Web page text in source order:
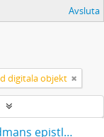
Avsluta
digitala objekt
Carl Michael Bellman: Fredmans epistlar m.m.